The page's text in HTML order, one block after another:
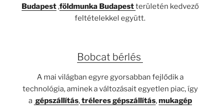
Budapest,földmunka Budapestterületén kedvező
feltételekkel együtt.
Bobcat bérlés
A mai világban egyre gyorsabban fejlődik a
technológia, aminek a változásait egyetlen piac, így
a gépszállítás,tréleres gépszállítás,mukagép